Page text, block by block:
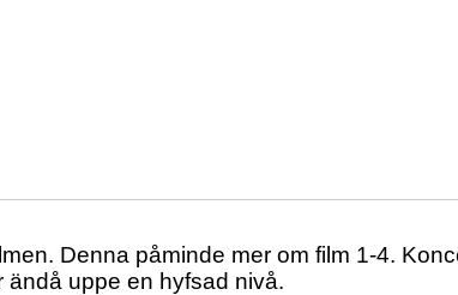
Denna påminde mer om film 1-4.
ändå uppe en hyfsad nivå.